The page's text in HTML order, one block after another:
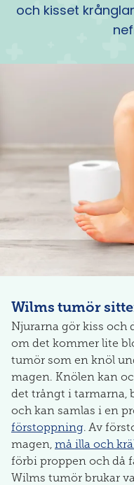
och kisset
Wilms tumör
Njurarna gör kiss och
om det kommer lite
tumör som en knöl
magen. Knölen kan
det trångt i tarmarna,
och kan samlas i en
förstoppning. Av
magen, må illa och
förbi proppen och då
Wilms tumör brukar